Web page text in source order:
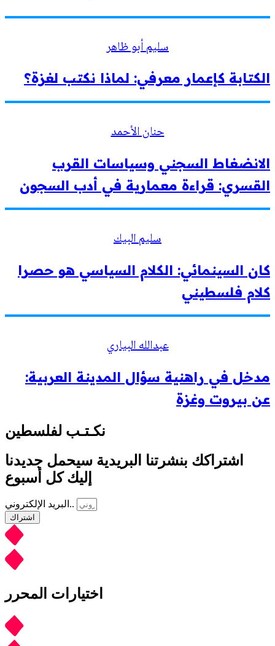
سليم أبو ظاهر
الكتابة كإعمار معرفي: لماذا نكتب لغزة؟
حنان الأحمد
الانضغاط السجني وسياسات القرب
القسري: قراءة معمارية في أدب السجون
سليم البيك
كان السينمائي: الكلام السياسي هو حصرا
كلام فلسطيني
عبدالله البياري
مدخل في راهنية سؤال المدينة العربية:
عن بيروت وغزة
نكـتـب لفلسطين
اشتراكك بنشرتنا البريدية سيحمل جديدنا
إليك كل أسبوع
البريد الإلكتروني..
اشتراك
اختيارات المحرر